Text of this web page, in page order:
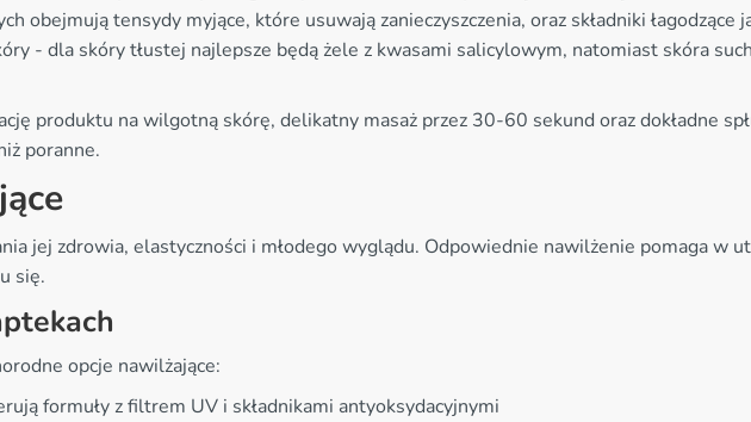
obejmują tensydy myjące, które usuwają zanieczyszczenia, oraz składniki
- dla skóry tłustej najlepsze będą żele z kwasami salicylowym, natomiast skóra
produktu na wilgotną skórę, delikatny masaż przez 30-60 sekund oraz dokładne
poranne.
jej zdrowia, elastyczności i młodego wyglądu. Odpowiednie nawilżenie pomaga w
się.
opcje nawilżające:
formuły z filtrem UV i składnikami antyoksydacyjnymi